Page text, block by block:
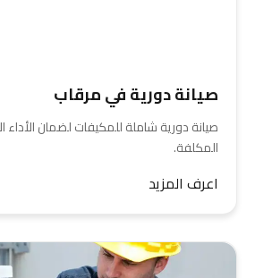
صيانة دورية في مرقاب
صيانة دورية شاملة للمكيفات لضمان الأداء
المكلفة.
اعرف المزيد